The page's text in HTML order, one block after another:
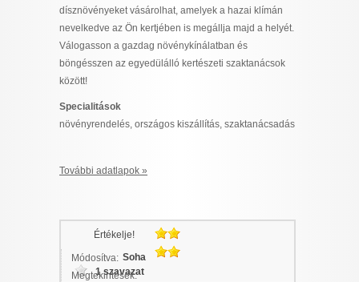
Data Access Privacy Policy
dísznövényeket vásárolhat, amelyek a hazai klímán
nevelkedve az Ön kertjében is megállja majd a helyét.
Válogasson a gazdag növénykínálatban és
böngésszen az egyedülálló kertészeti szaktanácsok
között!
Specialitások
növényrendelés, országos kiszállítás, szaktanácsadás
További adatlapok »
Értékelje!
1 szavazat
Módosítva: Soha
Megtekintések: